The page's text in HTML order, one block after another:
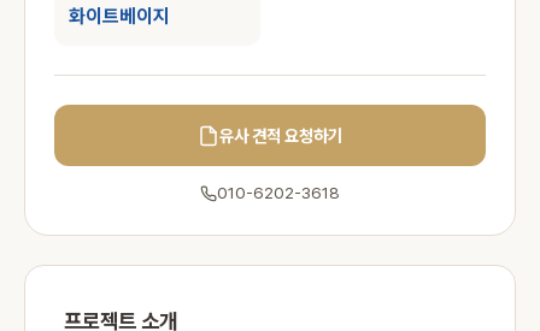
화이트베이지
유사 견적 요청하기
010-6202-3618
프로젝트 소개